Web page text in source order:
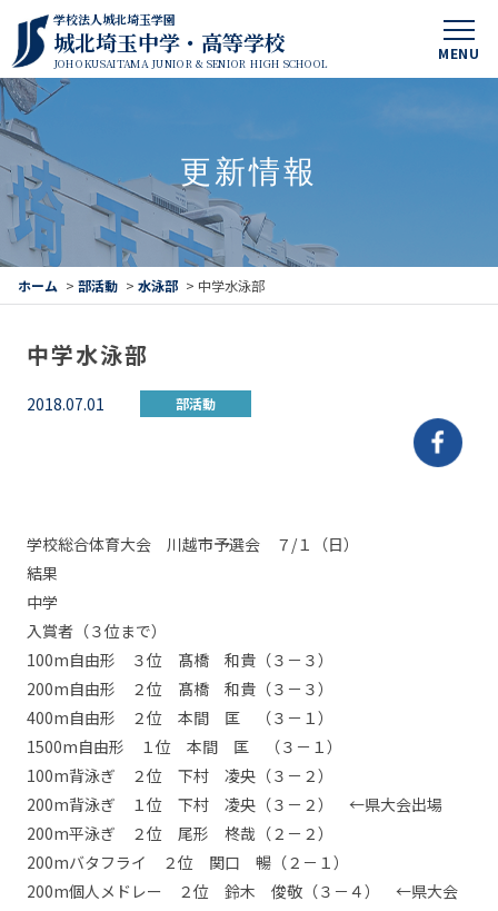
MENU
学校法人城北埼玉学園
城北埼玉中学・高等学校
JOHOKUSAITAMA JUNIOR & SENIOR HIGH SCHOOL
更新情報
ホーム > 部活動 > 水泳部 > 中学水泳部
中学水泳部
2018.07.01 部活動
学校総合体育大会 川越市予選会 ７/１（日）
結果
中学
入賞者（３位まで）
100m自由形 ３位 髙橋 和貴（３－３）
200m自由形 ２位 髙橋 和貴（３－３）
400m自由形 ２位 本間 匡 （３－１）
1500m自由形 １位 本間 匡 （３－１）
100m背泳ぎ ２位 下村 凌央（３－２）
200m背泳ぎ １位 下村 凌央（３－２） ←県大会出場
200m平泳ぎ ２位 尾形 柊哉（２－２）
200mバタフライ ２位 関口 暢（２－１）
200m個人メドレー ２位 鈴木 俊敬（３－４） ←県大会